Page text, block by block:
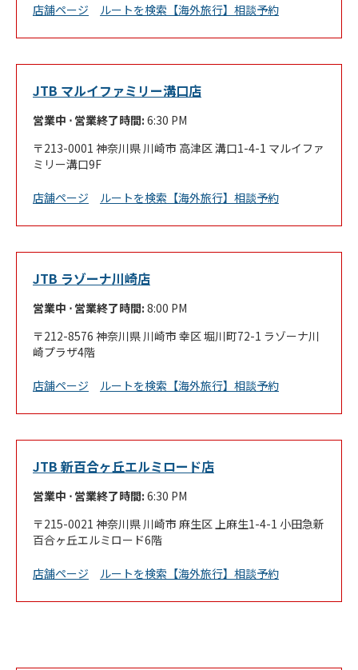
店舗ページ ルートを検索 Link Opens in New Tab
【海外旅行】相談予約
JTB マルイファミリー溝口店
営業中 ⋅ 営業終了時間: 6:30 PM
213-0001 神奈川県川崎市 高津区溝口1-4-1 マルイファ
ミリー溝口9F
店舗ページ ルートを検索 Link Opens in New Tab
【海外旅行】相談予約
JTB ラゾーナ川崎店
営業中 ⋅ 営業終了時間: 8:00 PM
212-8576 神奈川県川崎市 幸区堀川町72-1 ラゾーナ川
崎プラザ4階
店舗ページ ルートを検索 Link Opens in New Tab
【海外旅行】相談予約
JTB 新百合ヶ丘エルミロード店
営業中 ⋅ 営業終了時間: 6:30 PM
215-0021 神奈川県川崎市 麻生区上麻生1-4-1 小田急新
百合ヶ丘エルミロード6階
店舗ページ ルートを検索 Link Opens in New Tab
【海外旅行】相談予約